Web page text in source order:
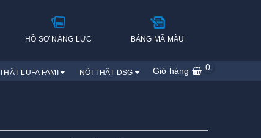
HỒ SƠ NĂNG LỰC BẢNG MÃ MÀU
LUFA FAMI NỘI THẤT DSG Giỏ hàng 0